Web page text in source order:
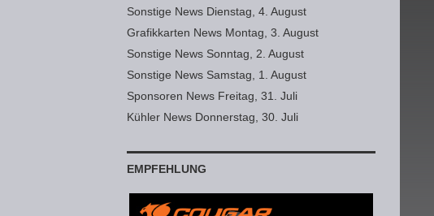
Sonstige News Dienstag, 4. August
Grafikkarten News Montag, 3. August
Sonstige News Sonntag, 2. August
Sonstige News Samstag, 1. August
Sponsoren News Freitag, 31. Juli
Kühler News Donnerstag, 30. Juli
EMPFEHLUNG